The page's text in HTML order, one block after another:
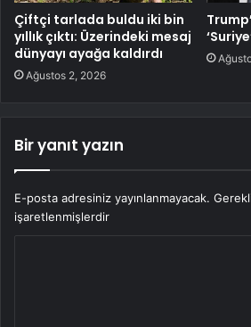
Çiftçi tarlada buldu iki bin
yıllık çıktı: Üzerindeki mesaj
dünyayı ayağa kaldırdı
Ağustos 2, 2026
Bir yanıt yazın
E-posta adresiniz yayınlanmayacak.
işaretlenmişlerdir